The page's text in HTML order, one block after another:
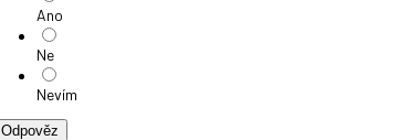
Ano
Ne
Nevím
Odpověz